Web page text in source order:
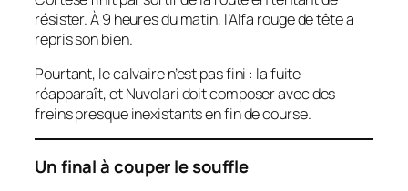
résister. À 9 heures du matin, l’Alfa rouge de tête a
repris son bien.
Pourtant, le calvaire n’est pas fini : la fuite
réapparaît, et Nuvolari doit composer avec des
freins presque inexistants en fin de course.
Un final à couper le souffle